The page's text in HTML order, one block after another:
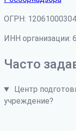
ОГРН:
ИНН организации:
Часто
Центр
учреждение?